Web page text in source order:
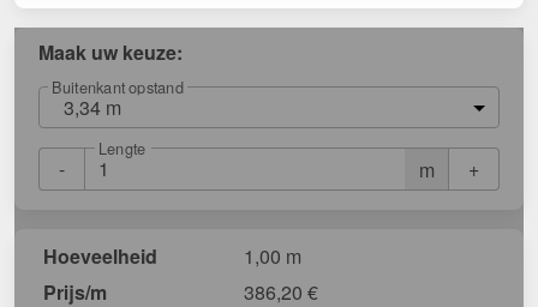
Maak uw keuze:
Buitenkant opstand
3,34 m
- m
Lengte
+
Hoeveelheid
1,00 m
Prijs/m
386,20 €